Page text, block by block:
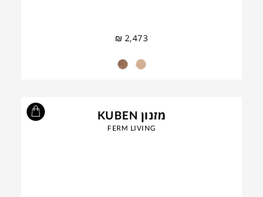
₪ 2,473
מזנון KUBEN
FERM LIVING